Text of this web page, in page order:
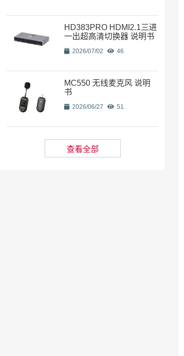
HD383PRO HDMI2.1三进
一出超高清切换器 说明书
2026/07/02 46
MC550 无线麦克风 说明
书
2026/06/27 51
查看全部